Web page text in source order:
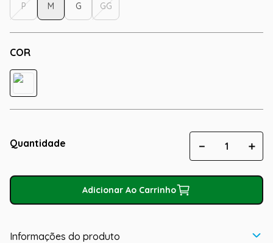
COR
P M G GG
Quantidade ＋
－
Adicionar Ao Carrinho
Informações do produto